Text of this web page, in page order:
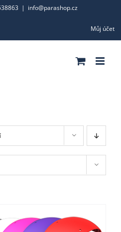
| info@parashop.cz
Můj účet